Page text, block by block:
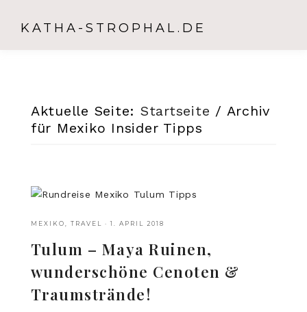
KATHA-STROPHAL.DE
Aktuelle Seite: Startseite / Archiv
für Mexiko Insider Tipps
MEXIKO TRAVEL ·1. APRIL 2018
Tulum – Maya Ruinen,
wunderschöne Cenoten &
Traumstrände!